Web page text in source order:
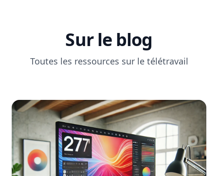
Sur le blog
Toutes les ressources sur le télétravail